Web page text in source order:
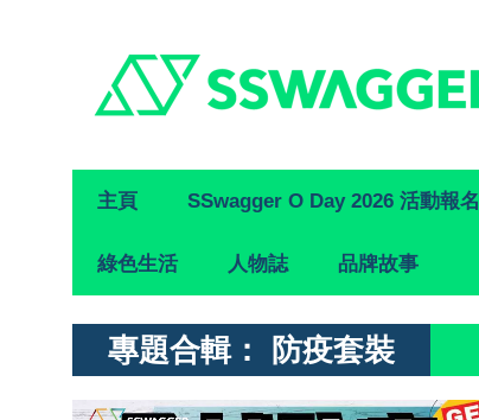
Primary
Navigation
主頁 SSwagger O Day 2026 活動報名
綠色生活 人物誌 品牌故事
專題合輯： 防疫套裝